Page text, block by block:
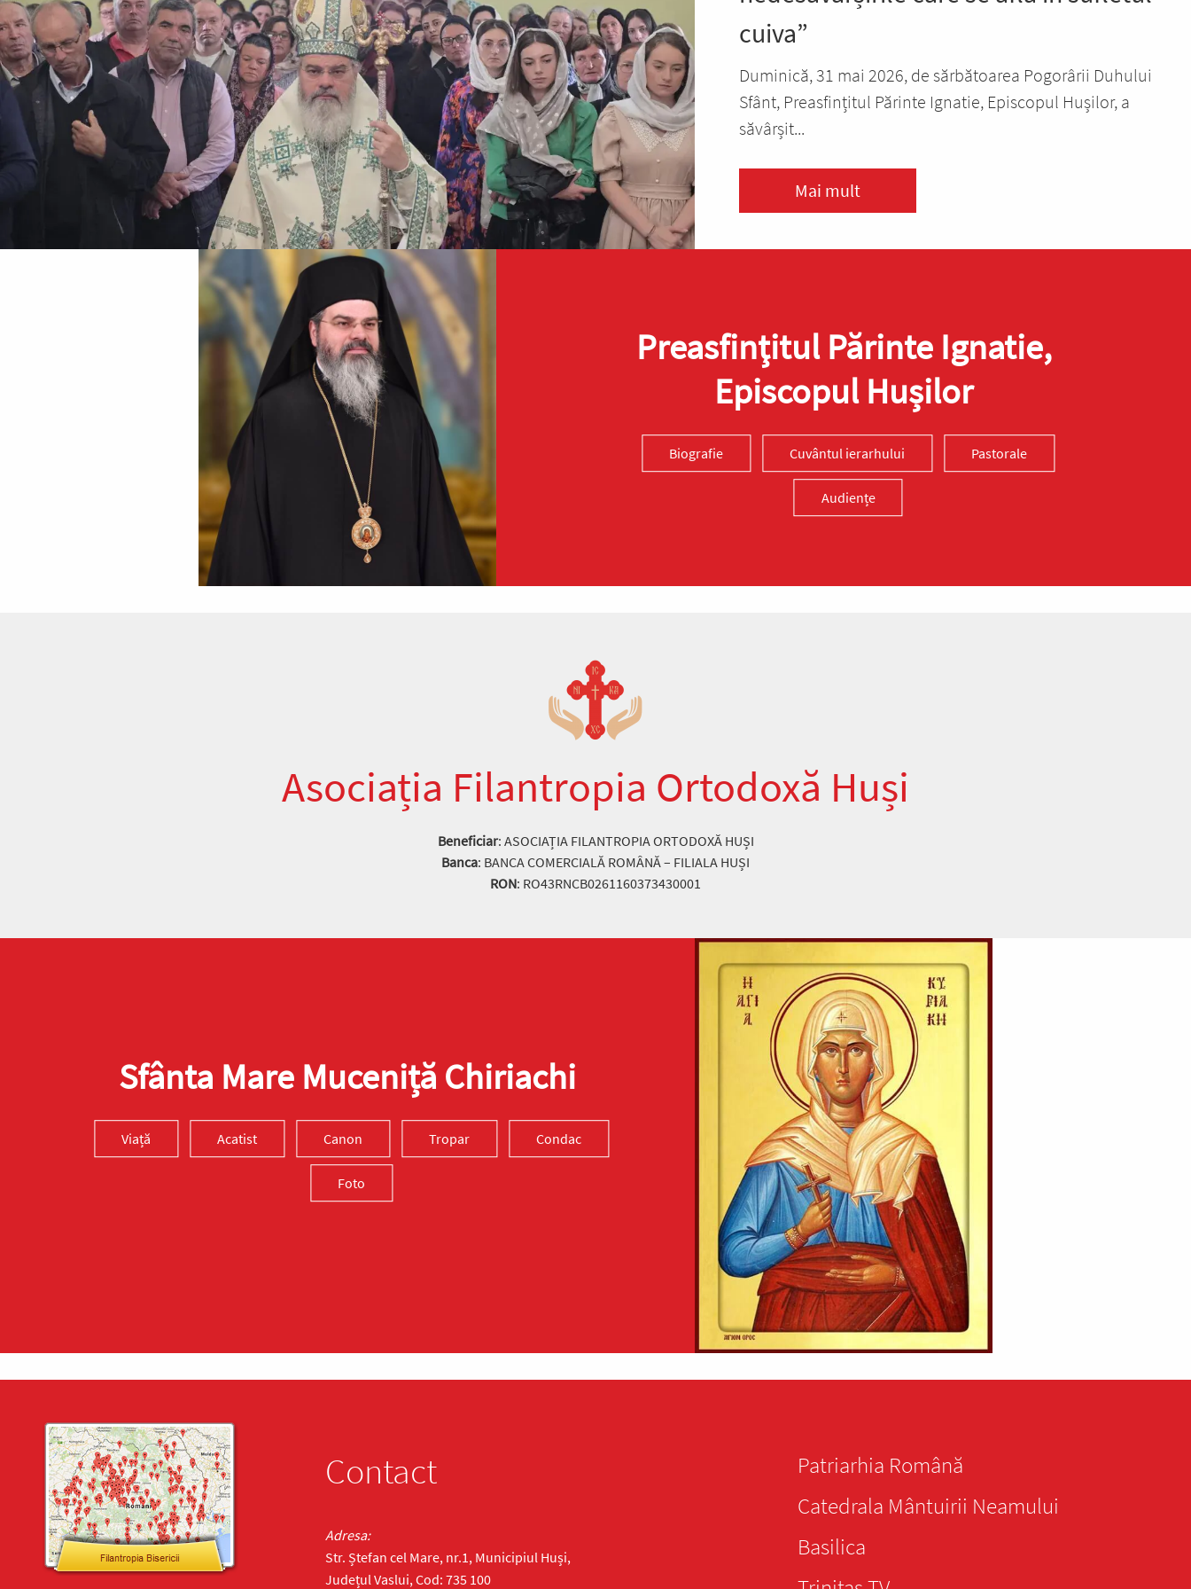
cuiva”
Duminică, 31 mai 2026, de sărbătoarea Pogorârii Duhului
Sfânt, Preasfințitul Părinte Ignatie, Episcopul Hușilor, a
săvârșit...
Mai mult
Preasfinţitul Părinte Ignatie,
Episcopul Hușilor
Biografie Cuvântul ierarhului Pastorale
Audiențe
Asociația Filantropia Ortodoxă Huși
Beneficiar: ASOCIAȚIA FILANTROPIA ORTODOXĂ HUȘI
Banca: BANCA COMERCIALĂ ROMÂNĂ – FILIALA HUȘI
RON: RO43RNCB0261160373430001
Sfânta Mare Muceniță Chiriachi
Viață Acatist Canon Tropar Condac
Foto
Contact
Adresa:
Str. Ștefan cel Mare, nr.1, Municipiul Huși,
Județul Vaslui, Cod: 735 100
Patriarhia Română
Catedrala Mântuirii Neamului
Basilica